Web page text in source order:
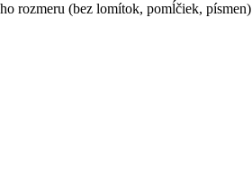
rozmeru (bez lomítok, pomĺčiek, písmen)